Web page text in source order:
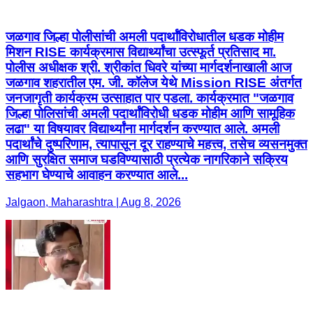
जळगाव जिल्हा पोलीसांची अमली पदार्थांविरोधातील धडक मोहीम
मिशन RISE कार्यक्रमास विद्यार्थ्यांचा उत्स्फूर्त प्रतिसाद मा.
पोलीस अधीक्षक श्री. श्रीकांत धिवरे यांच्या मार्गदर्शनाखाली आज
जळगाव शहरातील एम. जी. कॉलेज येथे Mission RISE अंतर्गत
जनजागृती कार्यक्रम उत्साहात पार पडला. कार्यक्रमात "जळगाव
जिल्हा पोलिसांची अमली पदार्थांविरोधी धडक मोहीम आणि सामूहिक
लढा" या विषयावर विद्यार्थ्यांना मार्गदर्शन करण्यात आले. अमली
पदार्थांचे दुष्परिणाम, त्यापासून दूर राहण्याचे महत्त्व, तसेच व्यसनमुक्त
आणि सुरक्षित समाज घडविण्यासाठी प्रत्येक नागरिकाने सक्रिय
सहभाग घेण्याचे आवाहन करण्यात आले...
Jalgaon, Maharashtra | Aug 8, 2026